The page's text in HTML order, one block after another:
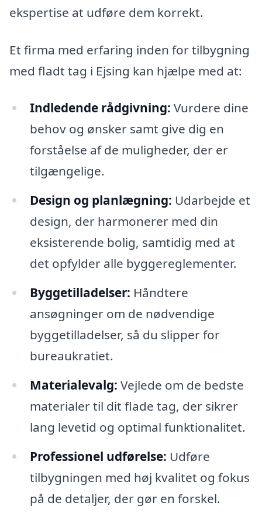
ekspertise at udføre dem korrekt.
Et firma med erfaring inden for tilbygning
med fladt tag i Ejsing kan hjælpe med at:
Indledende rådgivning: Vurdere dine
behov og ønsker samt give dig en
forståelse af de muligheder, der er
tilgængelige.
Design og planlægning: Udarbejde et
design, der harmonerer med din
eksisterende bolig, samtidig med at
det opfylder alle byggereglementer.
Byggetilladelser: Håndtere
ansøgninger om de nødvendige
byggetilladelser, så du slipper for
bureaukratiet.
Materialevalg: Vejlede om de bedste
materialer til dit flade tag, der sikrer
lang levetid og optimal funktionalitet.
Professionel udførelse: Udføre
tilbygningen med høj kvalitet og fokus
på de detaljer, der gør en forskel.